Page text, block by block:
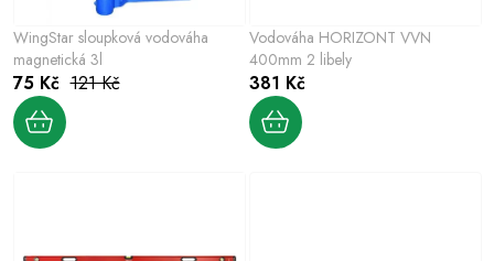
d
u
k
t
r
o
d
u
k
WingStar sloupková vodováha
magnetická 3l
75 Kč 121 Kč
Vodováha HORIZONT VVN
400mm 2 libely
381 Kč